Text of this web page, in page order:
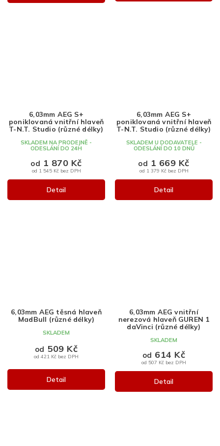
6,03mm AEG S+
poniklovaná vnitřní hlaveň
T-N.T. Studio (různé délky)
SKLADEM NA PRODEJNĚ -
ODESLÁNÍ DO 24H
od 1 545 Kč bez DPH
od 1 870 Kč
Detail
6,03mm AEG S+
poniklovaná vnitřní hlaveň
T-N.T. Studio (různé délky)
SKLADEM U DODAVATELE -
ODESLÁNÍ DO 10 DNŮ
od 1 379 Kč bez DPH
od 1 669 Kč
Detail
6,03mm AEG těsná hlaveň
MadBull (různé délky)
SKLADEM
od 421 Kč bez DPH
od 509 Kč
Detail
6,03mm AEG vnitřní
nerezová hlaveň GUREN 1
daVinci (různé délky)
SKLADEM
od 507 Kč bez DPH
od 614 Kč
Detail